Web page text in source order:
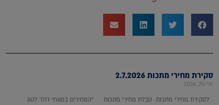
סקירת מחירי מתכות 2.7.2026
יולי 20, 2026
לסקירת מחירי מתכות טבלת מחירי מתכות *המחירים במונחי דולר לטון